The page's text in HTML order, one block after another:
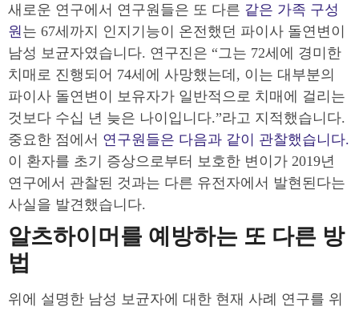
새로운 연구에서 연구원들은 또 다른 같은 가족 구성
원 는 67세까지 인지기능이 온전했던 파이사 돌연변이
남성 보균자였습니다. 연구진은 “그는 72세에 경미한
치매로 진행되어 74세에 사망했는데, 이는 대부분의
파이사 돌연변이 보유자가 일반적으로 치매에 걸리는
것보다 수십 년 늦은 나이입니다.”라고 지적했습니다.
중요한 점에서 연구원들은 다음과 같이 관찰했습니다.
이 환자를 초기 증상으로부터 보호한 변이가 2019년
연구에서 관찰된 것과는 다른 유전자에서 발현된다는
사실을 발견했습니다.
알츠하이머를 예방하는 또 다른 방
법
위에 설명한 남성 보균자에 대한 현재 사례 연구를 위